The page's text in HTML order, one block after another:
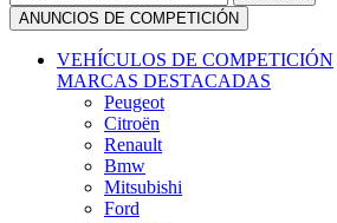
ANUNCIOS DE COMPETICIÓN
VEHÍCULOS DE COMPETICIÓN
MARCAS DESTACADAS
Peugeot
Citroën
Renault
Bmw
Mitsubishi
Ford